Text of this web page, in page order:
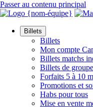
Passer au contenu principal
Billets
Billets
Mon compte
Billets matchs
Billets de groupe
Forfaits 5 à 10
Promotions et
Habs pour tous
Mise en vente